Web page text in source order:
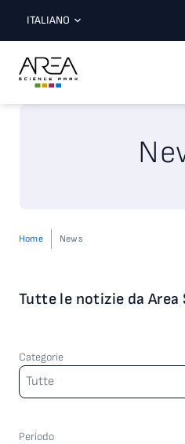
ITALIANO
Home News
Tutte le notizie da Area
Categorie
Categorie
Tutte
Periodo